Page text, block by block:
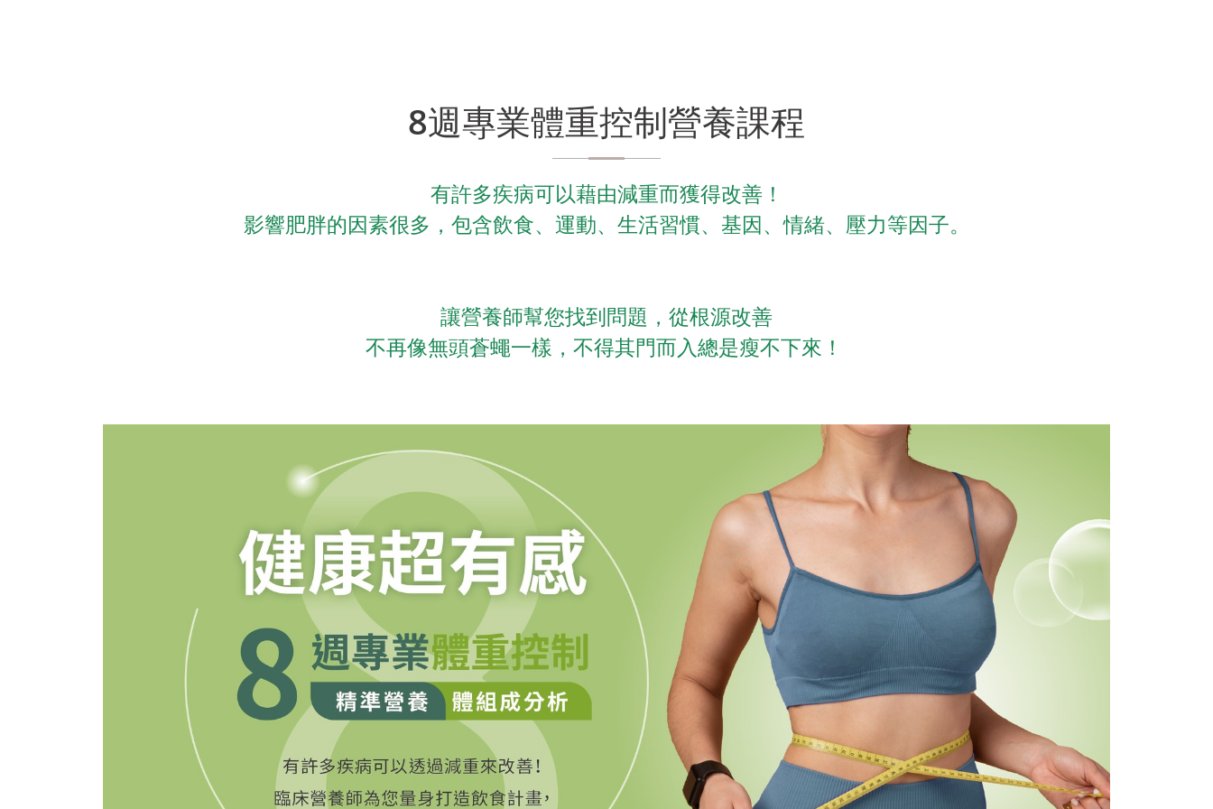
8週專業體重控制營養課程
有許多疾病可以藉由減重而獲得改善！
影響肥胖的因素很多，包含飲食、運動、生活習慣、基因、情緒、壓力等因子。
讓營養師幫您找到問題，從根源改善
不再像無頭蒼蠅一樣，不得其門而入總是瘦不下來！